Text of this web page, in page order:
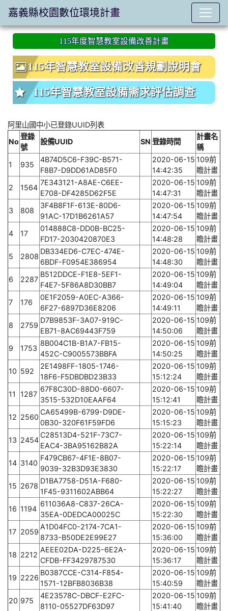
:::
115年度智慧教室設備改善計畫
115年智慧教室設備改善規劃說明會
115年智慧教室設備需求評估調查
阿里山國中小已登錄UUID列表
No
登錄
號
設備UUID SN 登錄時間
計畫名
稱
1
935
4B74D5C6-F39C-B571-
F8B7-D9DD61AD85F0
2020-06-15
14:42:35
109前
瞻計畫
2
1564
7E343121-A8AE-C6EE-
E708-DF4285D62F5E
2020-06-15
14:47:31
109前
瞻計畫
3
808
3F4B8F1F-613E-80D6-
91AC-17D1B6261A57
2020-06-15
14:47:54
109前
瞻計畫
4
17
014888C8-DD0B-BC25-
FD17-2030420870E3
2020-06-15
14:48:28
109前
瞻計畫
5
2808
DB334ED6-C7EC-474E-
6BDF-F0954E386954
2020-06-15
14:48:30
109前
瞻計畫
6
2287
B512DDCE-F1E8-5EF1-
F4E7-5F86A8D30BB7
2020-06-15
14:49:04
109前
瞻計畫
7
176
0E1F2059-A0EC-A366-
6F27-6897D36E8206
2020-06-15
14:49:11
109前
瞻計畫
8
2759
D7B9853F-3A07-919C-
EB71-8AC69443F759
2020-06-15
14:50:06
109前
瞻計畫
9
1753
8B004C1B-B1A7-FB15-
452C-C9005573BBFA
2020-06-15
14:50:25
109前
瞻計畫
10 592
2E1498FF-1805-1746-
18F6-F5DBDBD23B33
2020-06-15
15:12:24
109前
瞻計畫
11
1287
67F8C30D-88D0-6607-
3515-532D10EAAF64
2020-06-15
15:12:41
109前
瞻計畫
12 2560
CA65499B-6799-D9DE-
0B30-320F61F59FD6
2020-06-15
15:15:23
109前
瞻計畫
13 2454
C28513D4-521F-73C7-
EAC4-3BA95162B82A
2020-06-15
15:22:14
109前
瞻計畫
14 3140
F479CB67-4F1E-8B07-
9039-32B3D93E3830
2020-06-15
15:22:17
109前
瞻計畫
15 2678
D1BA7758-D51A-F680-
1F45-9311602ABB64
2020-06-15
15:22:27
109前
瞻計畫
16 1194
611036A8-C837-26CA-
35EA-0DEDCA00025C
2020-06-15
15:22:30
109前
瞻計畫
17 2059
A1D04FC0-2174-7CA1-
8733-B50DE2E99E27
2020-06-15
15:36:00
109前
瞻計畫
18 2212
AEEE02DA-D225-6E2A-
CFDB-FF3429787530
2020-06-15
15:36:17
109前
瞻計畫
19 2226
B0387CCE-C314-F854-
1571-12BFB8036B38
2020-06-15
15:40:59
109前
瞻計畫
20 975
4E23578C-DBCF-E2FC-
8110-05527DF63D97
2020-06-15
15:41:40
109前
瞻計畫
嘉義縣校園數位環境計畫